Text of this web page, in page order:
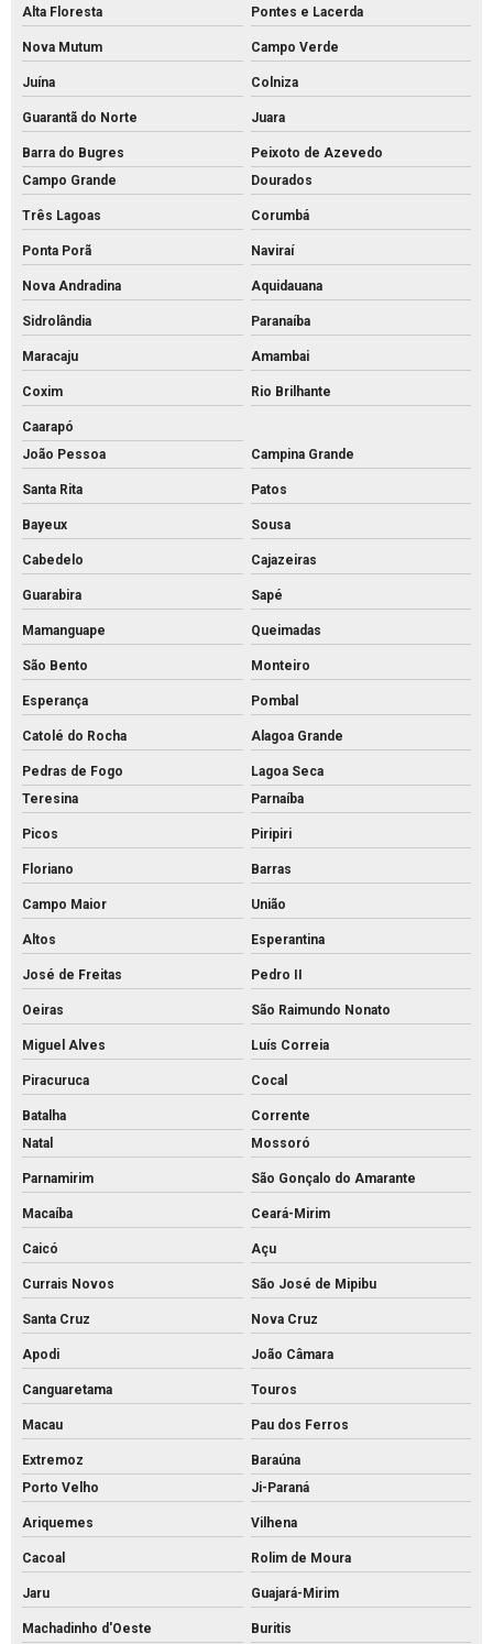
Alta Floresta Pontes e Lacerda
Nova Mutum Campo Verde
Juína Colniza
Guarantã do Norte Juara
Barra do Bugres
Peixoto de Azevedo
Campo Grande
Dourados
Três Lagoas Corumbá
Ponta Porã Naviraí
Nova Andradina Aquidauana
Sidrolândia Paranaíba
Maracaju Amambai
Coxim Rio Brilhante
Caarapó
João Pessoa
Campina Grande
Santa Rita Patos
Bayeux Sousa
Cabedelo Cajazeiras
Guarabira Sapé
Mamanguape Queimadas
São Bento Monteiro
Esperança Pombal
Catolé do Rocha Alagoa Grande
Pedras de Fogo
Lagoa Seca
Teresina
Parnaíba
Picos Piripiri
Floriano Barras
Campo Maior União
Altos Esperantina
José de Freitas Pedro II
Oeiras São Raimundo Nonato
Miguel Alves Luís Correia
Piracuruca Cocal
Batalha
Corrente
Natal
Mossoró
Parnamirim São Gonçalo do Amarante
Macaíba Ceará-Mirim
Caicó Açu
Currais Novos São José de Mipibu
Santa Cruz Nova Cruz
Apodi João Câmara
Canguaretama Touros
Macau Pau dos Ferros
Extremoz
Baraúna
Porto Velho
Ji-Paraná
Ariquemes Vilhena
Cacoal Rolim de Moura
Jaru Guajará-Mirim
Machadinho d'Oeste Buritis